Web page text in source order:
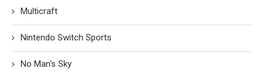
Multicraft
Nintendo Switch Sports
No Man's Sky